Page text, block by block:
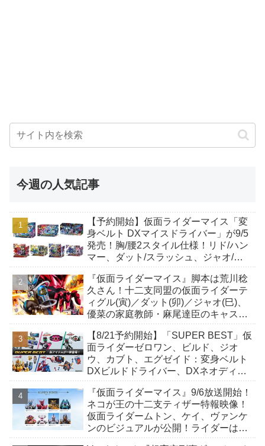
今週の人気記事
【予約開始】仮面ライダーマイス「変
身ベルト DXマイスドライバー」が9/5
発売！胸/腰2スタイル仕様！リド/ハン
マー、ダット/スラッシュ、ジャオ/バ
も！
『仮面ライダーマイス』脚本は荒川稔
久さん！十二支同盟の仮面ライダーテ
ィグル(寅)／ダット(卯)／ジャオ(巳)、
優菜の家庭教師・麻尾達臣のキャスト
んも変身！
【8/21予約開始】「SUPER BEST」仮
面ライダーゼロワン、ビルド、ジオ
ウ、カブト、エグゼイド：変身ベルト
DXビルドドライバー、DXネオディケ
か12点！
『仮面ライダーマイス』9/6放送開始！
ネコが王の十二支ティザー特報映像！
仮面ライダームトン、ケイ、ヴァンケ
ンのビジュアルが公開！ライダーは子